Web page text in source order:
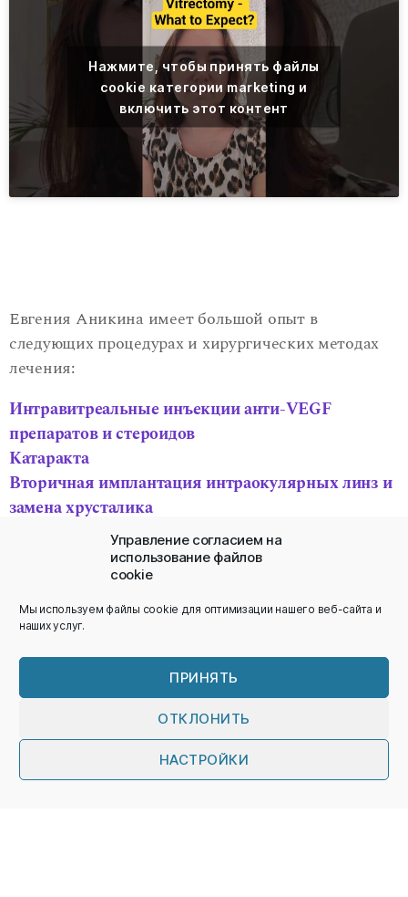
Управление согласием на
использование файлов
cookie
Мы используем файлы cookie для оптимизации нашего веб-сайта и
наших услуг.
ПРИНЯТЬ
ОТКЛОНИТЬ
НАСТРОЙКИ
Нажмите, чтобы принять файлы
cookie категории marketing и
включить этот контент
Евгения Аникина имеет большой опыт в
следующих процедурах и хирургических методах
лечения:
Интравитреальные инъекции анти-VEGF
препаратов и стероидов
Катаракта
Вторичная имплантация интраокулярных линз и
замена хрусталика
Витрэктомия
Склеральное пломбирование
Пневматическое смещение
кровоизлияния
Лазерное лечение сетчатки
ЯГ-лазерное лечение
Для получения более подробной информации об
операции, пожалуйста, ознакомьтесь со
следующим:
Ассоциация витреоретинальных хирургов